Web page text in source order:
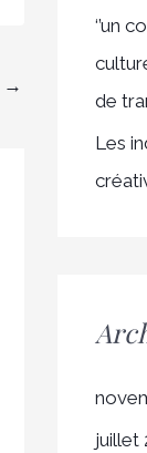
→
‘’un
de
Les
juillet